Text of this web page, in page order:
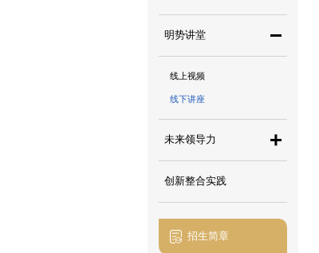
明势讲堂
线上视频
线下讲座
未来领导力
创新整合实践
招生简章